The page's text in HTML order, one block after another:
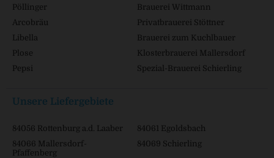
Pöllinger
Brauerei Wittmann
Arcobräu
Privatbrauerei Stöttner
Libella
Brauerei zum Kuchlbauer
Plose
Klosterbrauerei Mallersdorf
Pepsi
Spezial-Brauerei Schierling
Unsere Liefergebiete
84056 Rottenburg a.d. Laaber
84061 Egoldsbach
84066 Mallersdorf-
Pfaffenberg
84069 Schierling